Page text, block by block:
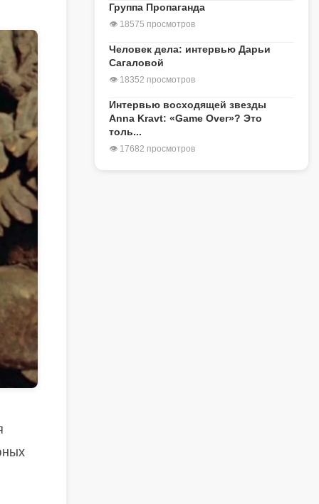
Группа Пропаганда
👁 18575 просмотров
Человек дела: интервью Дарьи
Сагаловой
👁 18352 просмотров
Интервью восходящей звезды
Anna Kravt: «Game Over»? Это
толь...
👁 17682 просмотров